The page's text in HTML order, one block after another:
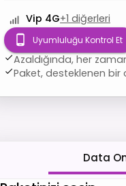
Vip 4G+1 diğerleri
Uyumluluğu Kontrol Et
Azaldığında, her
Paket, desteklenen bir
Data